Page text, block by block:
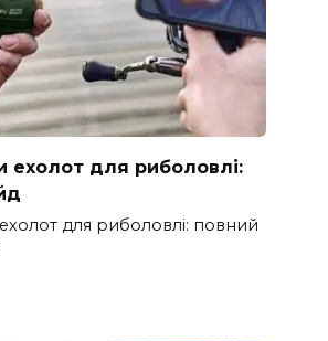
ехолот для риболовлі:
для риболовлі: повний